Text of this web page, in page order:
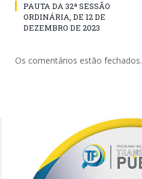
PAUTA DA 32ª SESSÃO
ORDINÁRIA, DE 12 DE
DEZEMBRO DE 2023
Os comentários estão fechados.